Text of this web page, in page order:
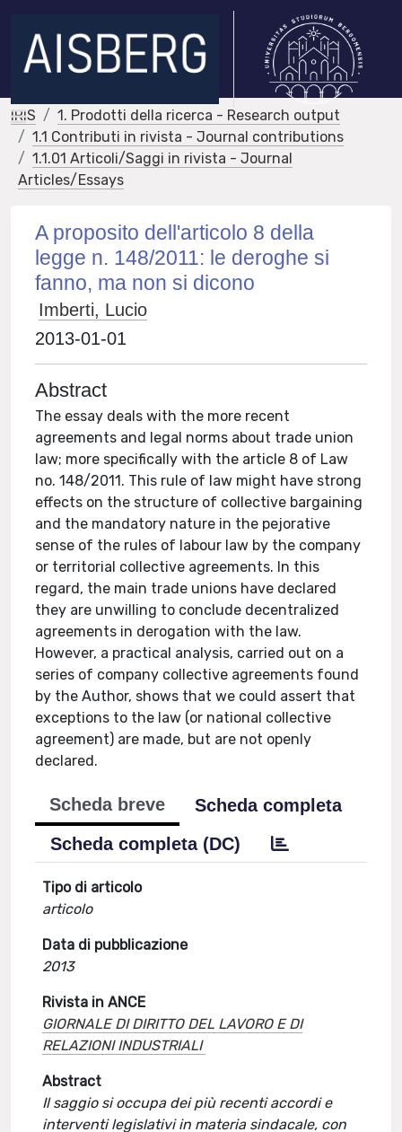
IRIS
1. Prodotti della ricerca - Research output
1.1 Contributi in rivista - Journal contributions
1.1.01 Articoli/Saggi in rivista - Journal
Articles/Essays
A proposito dell'articolo 8 della
legge n. 148/2011: le deroghe si
fanno, ma non si dicono
Imberti, Lucio
2013-01-01
Abstract
The essay deals with the more recent
agreements and legal norms about trade union
law; more specifically with the article 8 of Law
no. 148/2011. This rule of law might have strong
effects on the structure of collective bargaining
and the mandatory nature in the pejorative
sense of the rules of labour law by the company
or territorial collective agreements. In this
regard, the main trade unions have declared
they are unwilling to conclude decentralized
agreements in derogation with the law.
However, a practical analysis, carried out on a
series of company collective agreements found
by the Author, shows that we could assert that
exceptions to the law (or national collective
agreement) are made, but are not openly
declared.
Scheda breve
Scheda completa
Scheda completa (DC)
Tipo di articolo
articolo
Data di pubblicazione
2013
Rivista in ANCE
GIORNALE DI DIRITTO DEL LAVORO E DI
RELAZIONI INDUSTRIALI
Abstract
Il saggio si occupa dei più recenti accordi e
interventi legislativi in materia sindacale, con